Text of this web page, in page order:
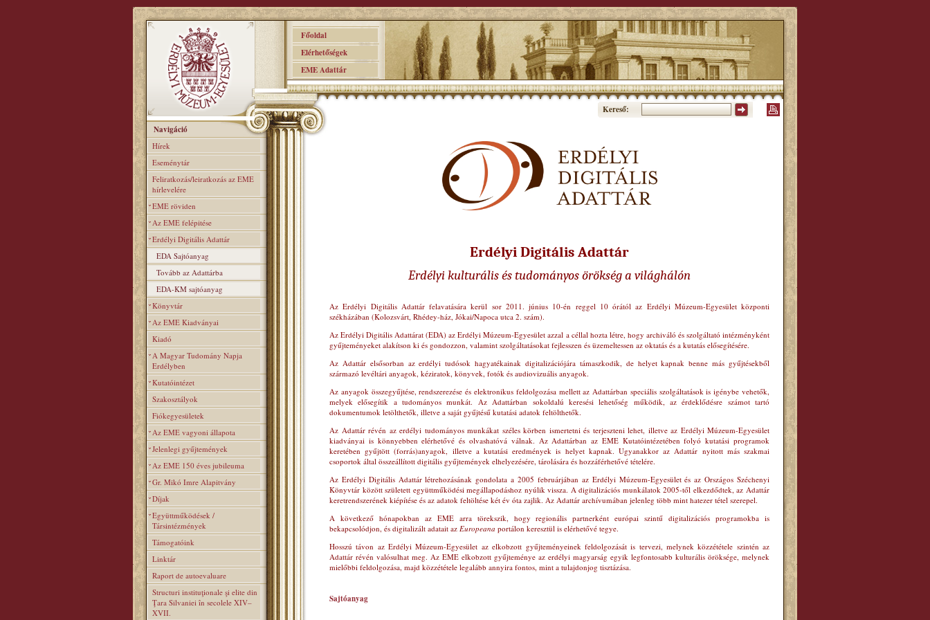
Főoldal
Elérhetőségek
EME Adattár
Kereső:
Navigáció
Hírek
Eseménytár
Feliratkozás/leiratkozás az EME
hírlevelére
EME röviden
Az EME felépitése
Erdélyi Digitális Adattár
EDA Sajtóanyag
Tovább az Adattárba
EDA-KM sajtóanyag
Könyvtár
Az EME Kiadványai
Kiadó
A Magyar Tudomány Napja
Erdélyben
Kutatóintézet
Szakosztályok
Fiókegyesületek
Az EME vagyoni állapota
Jelenlegi gyűjtemények
Az EME 150 éves jubileuma
Gr. Mikó Imre Alapitvány
Díjak
Együttműködések /
Társintézmények
Támogatóink
Linktár
Raport de autoevaluare
Structuri instituţionale şi elite din
Ţara Silvaniei în secolele XIV–
XVII.
Erdélyi Digitális Adattár
Erdélyi kulturális és tudományos örökség a világhálón
Az Erdélyi Digitális Adattár felavatására kerül sor 2011. június 10-én reggel 10 órától az Erdélyi Múzeum-Egyesület központi
székházában (Kolozsvárt, Rhédey-ház, Jókai/Napoca utca 2. szám).
Az Erdélyi Digitális Adattárat (EDA) az Erdélyi Múzeum-Egyesület azzal a céllal hozta létre, hogy archiváló és szolgáltató intézményként
gyűjteményeket alakítson ki és gondozzon, valamint szolgáltatásokat fejlesszen és üzemeltessen az oktatás és a kutatás elősegítésére.
Az Adattár elsősorban az erdélyi tudósok hagyatékainak digitalizációjára támaszkodik, de helyet kapnak benne más gyűjtésekből
származó levéltári anyagok, kéziratok, könyvek, fotók és audiovizuális anyagok.
Az anyagok összegyűjtése, rendszerezése és elektronikus feldolgozása mellett az Adattárban speciális szolgáltatások is igénybe vehetők,
melyek elősegítik a tudományos munkát. Az Adattárban sokoldalú keresési lehetőség működik, az érdeklődésre számot tartó
dokumentumok letölthetők, illetve a saját gyűjtésű kutatási adatok feltölthetők.
Az Adattár révén az erdélyi tudományos munkákat széles körben ismertetni és terjeszteni lehet, illetve az Erdélyi Múzeum-Egyesület
kiadványai is könnyebben elérhetővé és olvashatóvá válnak. Az Adattárban az EME Kutatóintézetében folyó kutatási programok
keretében gyűjtött (forrás)anyagok, illetve a kutatási eredmények is helyet kapnak. Ugyanakkor az Adattár nyitott más szakmai
csoportok által összeállított digitális gyűjtemények elhelyezésére, tárolására és hozzáférhetővé tételére.
Az Erdélyi Digitális Adattár létrehozásának gondolata a 2005 februárjában az Erdélyi Múzeum-Egyesület és az Országos Széchenyi
Könyvtár között született együttműködési megállapodáshoz nyúlik vissza. A digitalizációs munkálatok 2005-től elkezdődtek, az Adattár
keretrendszerének kiépítése és az adatok feltöltése két év óta zajlik. Az Adattár archívumában jelenleg több mint hatezer tétel szerepel.
A következő hónapokban az EME arra törekszik, hogy regionális partnerként európai szintű digitalizációs programokba is
bekapcsolódjon, és digitalizált adatait az Europeana portálon keresztül is elérhetővé tegye.
Hosszú távon az Erdélyi Múzeum-Egyesület az elkobzott gyűjteményeinek feldolgozását is tervezi, melynek közzététele szintén az
Adattár révén valósulhat meg. Az EME elkobzott gyűjteménye az erdélyi magyarság egyik legfontosabb kulturális öröksége, melynek
mielőbbi feldolgozása, majd közzététele legalább annyira fontos, mint a tulajdonjog tisztázása.
Sajtóanyag